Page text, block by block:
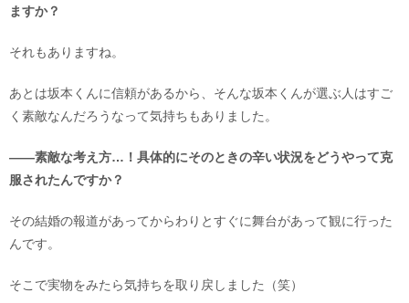
ますか？
それもありますね。
あとは坂本くんに信頼があるから、そんな坂本くんが選ぶ人はすご
く素敵なんだろうなって気持ちもありました。
――素敵な考え方…！具体的にそのときの辛い状況をどうやって克
服されたんですか？
その結婚の報道があってからわりとすぐに舞台があって観に行った
んです。
そこで実物をみたら気持ちを取り戻しました（笑）